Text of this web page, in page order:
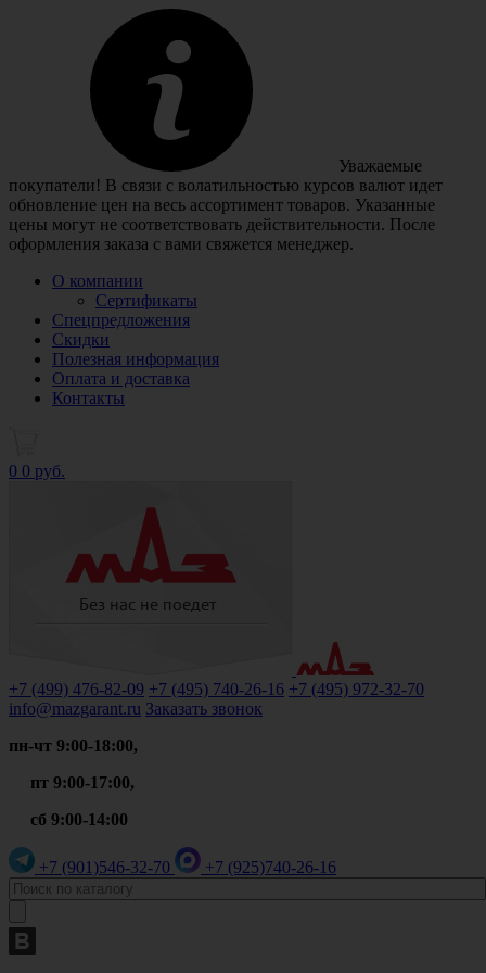
Уважаемые
покупатели! В связи с волатильностью курсов валют идет
обновление цен на весь ассортимент товаров. Указанные
цены могут не соответствовать действительности. После
оформления заказа с вами свяжется менеджер.
О компании
Сертификаты
Спецпредложения
Скидки
Полезная информация
Оплата и доставка
Контакты
0 0 руб.
+7 (499) 476-82-09 +7 (495) 740-26-16 +7 (495) 972-32-70
info@mazgarant.ru Заказать звонок
пн-чт 9:00-18:00,
пт 9:00-17:00,
сб 9:00-14:00
+7 (901)546-32-70 +7 (925)740-26-16